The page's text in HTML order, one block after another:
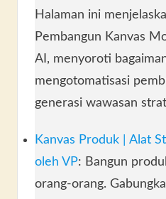
Halaman ini
Pembangun Kanvas
AI, menyoroti
mengotomatisasi
generasi wawasan
Kanvas Produk | Alat
oleh VP: Bangun
orang-orang.